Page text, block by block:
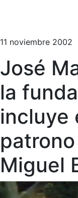
11 noviembre 2002
José
la
incluye
Miguel